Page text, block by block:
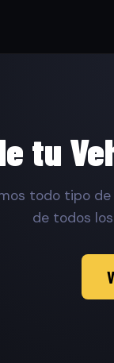
tu
todo tipo de
de todos